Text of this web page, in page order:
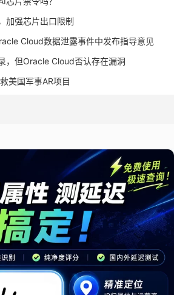
加强芯片出口限制
Cloud数据泄露事件中发布指导意见
，但Oracle Cloud否认存在漏洞
美国军事AR项目